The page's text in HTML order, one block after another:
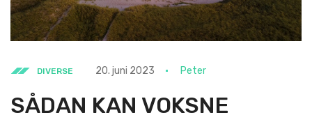
DIVERSE 20. juni 2023 Peter
SÅDAN KAN VOKSNE